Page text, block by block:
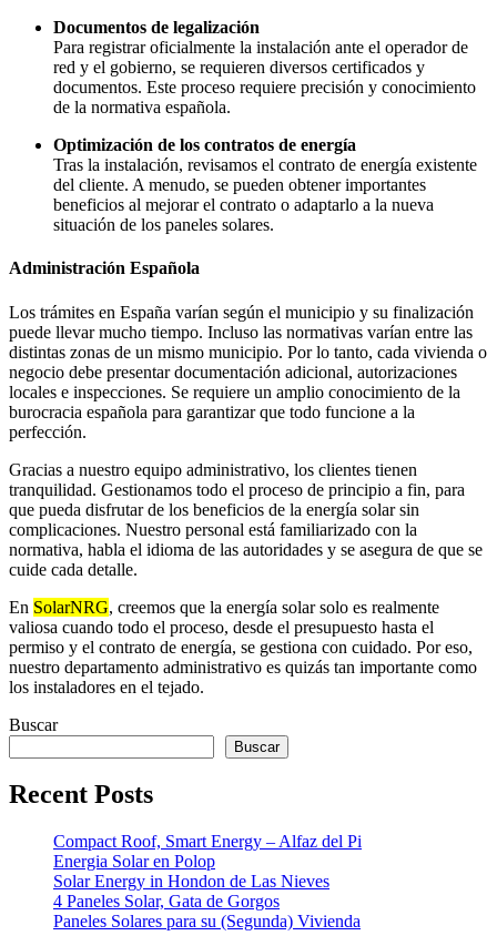
Documentos de legalización
Para registrar oficialmente la instalación ante el operador de
red y el gobierno, se requieren diversos certificados y
documentos. Este proceso requiere precisión y conocimiento
de la normativa española.
Optimización de los contratos de energía
Tras la instalación, revisamos el contrato de energía existente
del cliente. A menudo, se pueden obtener importantes
beneficios al mejorar el contrato o adaptarlo a la nueva
situación de los paneles solares.
Administración Española
Los trámites en España varían según el municipio y su finalización
puede llevar mucho tiempo. Incluso las normativas varían entre las
distintas zonas de un mismo municipio. Por lo tanto, cada vivienda o
negocio debe presentar documentación adicional, autorizaciones
locales e inspecciones. Se requiere un amplio conocimiento de la
burocracia española para garantizar que todo funcione a la
perfección.
Gracias a nuestro equipo administrativo, los clientes tienen
tranquilidad. Gestionamos todo el proceso de principio a fin, para
que pueda disfrutar de los beneficios de la energía solar sin
complicaciones. Nuestro personal está familiarizado con la
normativa, habla el idioma de las autoridades y se asegura de que se
cuide cada detalle.
En SolarNRG, creemos que la energía solar solo es realmente
valiosa cuando todo el proceso, desde el presupuesto hasta el
permiso y el contrato de energía, se gestiona con cuidado. Por eso,
nuestro departamento administrativo es quizás tan importante como
los instaladores en el tejado.
Buscar
Buscar
Recent Posts
Compact Roof, Smart Energy – Alfaz del Pi
Energia Solar en Polop
Solar Energy in Hondon de Las Nieves
4 Paneles Solar, Gata de Gorgos
Paneles Solares para su (Segunda) Vivienda